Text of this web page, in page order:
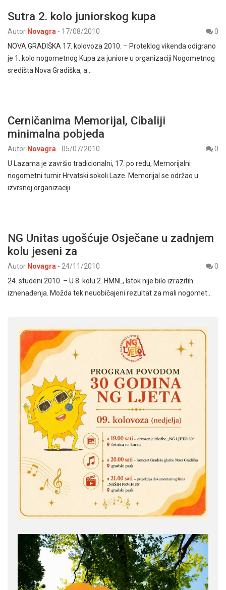
Sutra 2. kolo juniorskog kupa
Autor Novagra - 17/08/2010
0
NOVA GRADIŠKA 17. kolovoza 2010. – Proteklog vikenda odigrano
je 1. kolo nogometnog Kupa za juniore u organizaciji Nogometnog
središta Nova Gradiška, a…
Cerničanima Memorijal, Cibaliji
minimalna pobjeda
Autor Novagra - 05/07/2010
0
U Lazama je završio tradicionalni, 17. po redu, Memorijalni
nogometni turnir Hrvatski sokoli Laze. Memorijal se održao u
izvrsnoj organizaciji…
NG Unitas ugošćuje Osječane u zadnjem
kolu jeseni za
Autor Novagra - 24/11/2010
0
24. studeni 2010. – U 8. kolu 2. HMNL, Istok nije bilo izrazitih
iznenađenja. Možda tek neuobičajeni rezultat za mali nogomet…